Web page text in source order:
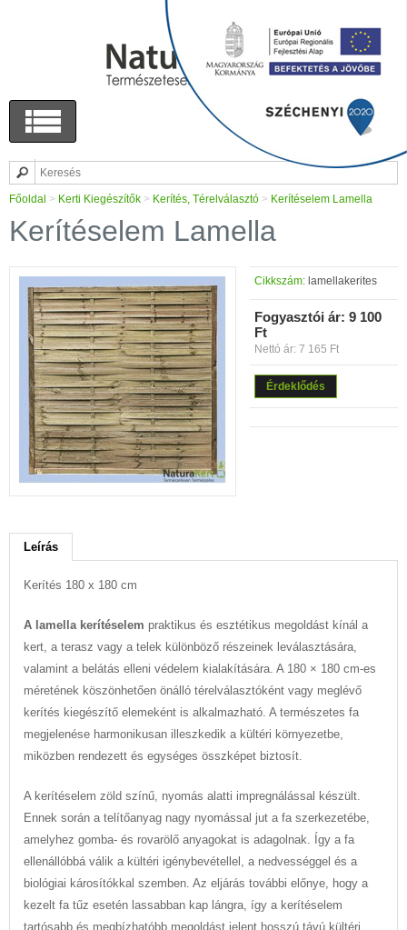
Főoldal > Kerti Kiegészítők > Kerítés, Térelválasztó > Kerítéselem Lamella
Kerítéselem Lamella
Cikkszám: lamellakerites
Fogyasztói ár: 9 100
Ft
Nettó ár: 7 165 Ft
Érdeklődés
Leírás
Kerítés 180 x 180 cm
A lamella kerítéselem praktikus és esztétikus megoldást kínál a
kert, a terasz vagy a telek különböző részeinek leválasztására,
valamint a belátás elleni védelem kialakítására. A 180 × 180 cm-es
méretének köszönhetően önálló térelválasztóként vagy meglévő
kerítés kiegészítő elemeként is alkalmazható. A természetes fa
megjelenése harmonikusan illeszkedik a kültéri környezetbe,
miközben rendezett és egységes összképet biztosít.
A kerítéselem zöld színű, nyomás alatti impregnálással készült.
Ennek során a telítőanyag nagy nyomással jut a fa szerkezetébe,
amelyhez gomba- és rovarölő anyagokat is adagolnak. Így a fa
ellenállóbbá válik a kültéri igénybevétellel, a nedvességgel és a
biológiai károsítókkal szemben. Az eljárás további előnye, hogy a
kezelt fa tűz esetén lassabban kap lángra, így a kerítéselem
tartósabb és megbízhatóbb megoldást jelent hosszú távú kültéri